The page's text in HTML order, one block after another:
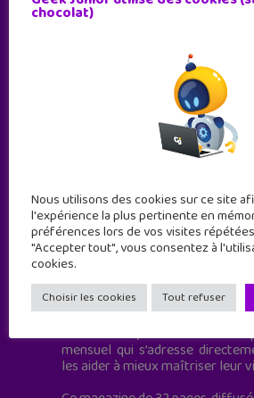
Geek Junior est le premier site
à destination des adolescents.
Geek Junior, c’est aussi le
mensuel qui s’adresse
les aider à mieux maîtriser leur
chocolat)
Nous utilisons des cookies sur ce site
l'expérience la plus pertinente en
préférences lors de vos visites
"Accepter tout", vous consentez à
cookies.
Choisir les cookies Tout refuser